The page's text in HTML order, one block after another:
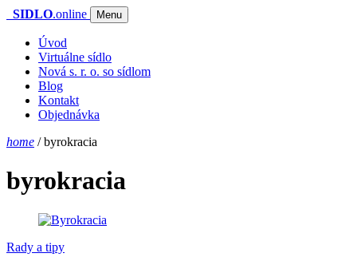
SIDLO.online Menu
Úvod
Virtuálne sídlo
Nová s. r. o. so sídlom
Blog
Kontakt
Objednávka
home /byrokracia
byrokracia
Rady a tipy